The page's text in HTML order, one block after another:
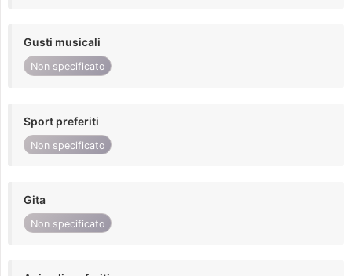
Gusti musicali
Non specificato
Sport preferiti
Non specificato
Gita
Non specificato